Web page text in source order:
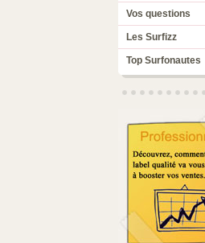
Vos questions
Les Surfizz
Top Surfonautes